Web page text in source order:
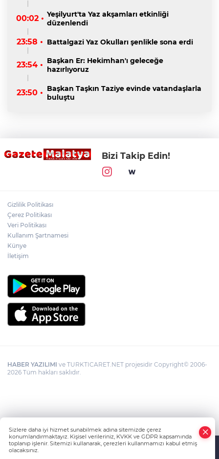
00:02 • Yeşilyurt'ta Yaz akşamları etkinliği
düzenlendi
23:58 • Battalgazi Yaz Okulları şenlikle sona erdi
23:54 • Başkan Er: Hekimhan'ı geleceğe
hazırlıyoruz
23:50 • Başkan Taşkın Taziye evinde vatandaşlarla
buluştu
Bizi Takip Edin!
Gizlilik Politikası
Çerez Politikası
Veri Politikası
Kullanım Şartnamesi
Künye
İletişim
HABER YAZILIMI ve TURKTICARET.NET projesidir Copyright© 2006-
2026 Tüm hakları saklıdır.
Sizlere daha iyi hizmet sunabilmek adına sitemizde çerez
konumlandırmaktayız. Kişisel verileriniz, KVKK ve GDPR kapsamında
toplanıp işlenir. Sitemizi kullanarak, çerezleri kullanmamızı kabul etmiş
olacaksınız.